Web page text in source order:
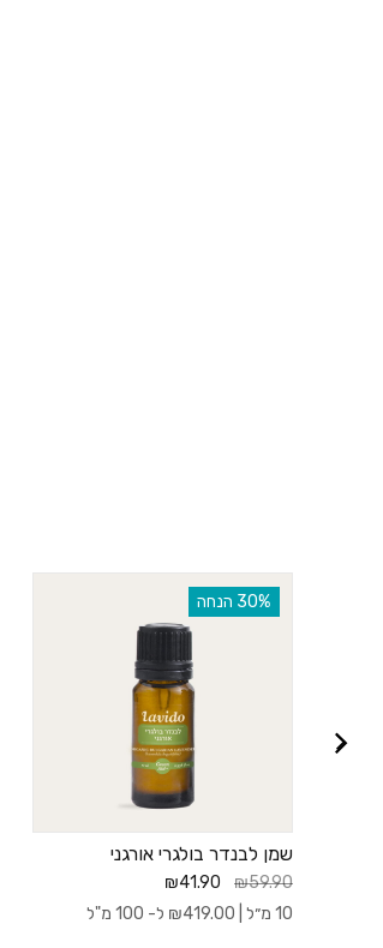
‫30% הנחה
שמן לבנדר בולגרי אורגני
₪59.90
₪41.90
10 מ״ל |
₪419.00 ל- 100 מ"ל